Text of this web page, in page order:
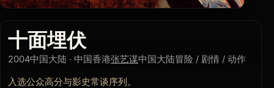
十面埋伏
2004中国大陆 · 中国香港张艺谋中国大陆冒险 / 剧情 / 动作
入选公众高分与影史常谈序列。